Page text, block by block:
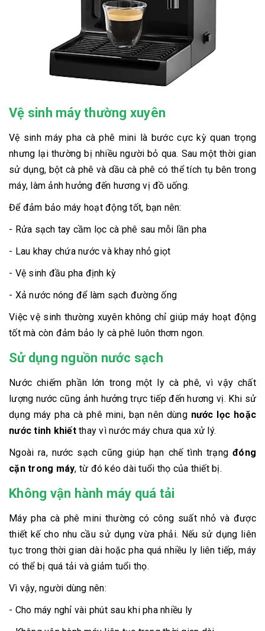
Vệ sinh máy thường xuyên
Vệ sinh máy pha cà phê mini là bước cực kỳ quan trọng
nhưng lại thường bị nhiều người bỏ qua. Sau một thời gian
sử dụng, bột cà phê và dầu cà phê có thể tích tụ bên trong
máy, làm ảnh hưởng đến hương vị đồ uống.
Để đảm bảo máy hoạt động tốt, bạn nên:
- Rửa sạch tay cầm lọc cà phê sau mỗi lần pha
- Lau khay chứa nước và khay nhỏ giọt
- Vệ sinh đầu pha định kỳ
- Xả nước nóng để làm sạch đường ống
Việc vệ sinh thường xuyên không chỉ giúp máy hoạt động
tốt mà còn đảm bảo ly cà phê luôn thơm ngon.
Sử dụng nguồn nước sạch
Nước chiếm phần lớn trong một ly cà phê, vì vậy chất
lượng nước cũng ảnh hưởng trực tiếp đến hương vị. Khi sử
dụng máy pha cà phê mini, bạn nên dùng nước lọc hoặc
nước tinh khiếtthay vì nước máy chưa qua xử lý.
Ngoài ra, nước sạch cũng giúp hạn chế tình trạng đóng
cặn trong máy, từ đó kéo dài tuổi thọ của thiết bị.
Không vận hành máy quá tải
Máy pha cà phê mini thường có công suất nhỏ và được
thiết kế cho nhu cầu sử dụng vừa phải. Nếu sử dụng liên
tục trong thời gian dài hoặc pha quá nhiều ly liên tiếp, máy
có thể bị quá tải và giảm tuổi thọ.
Vì vậy, người dùng nên:
- Cho máy nghỉ vài phút sau khi pha nhiều ly